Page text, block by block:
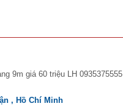
9m giá 60 triệu LH 0935375555
, Hồ Chí Minh